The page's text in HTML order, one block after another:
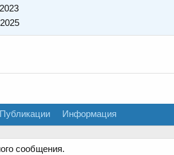
Публикации Информация
сообщения.